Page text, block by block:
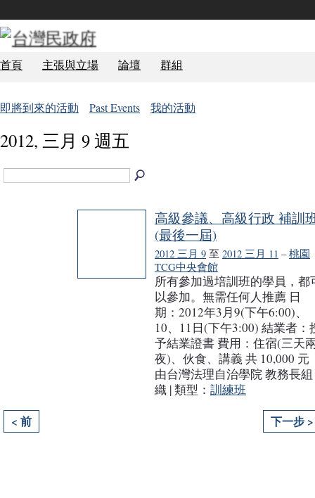
首頁 主張與立場 論壇 群組
即將到來的活動 Past Events 我的活動
2012, 三月 9 週五
高級參議、高級行政 補訓
(最後一屆)
2012 三月 9 至 2012 三月 11 –桃園
TCG中央會館
所有參加過培訓班的學員，都
以參加。無需任何人推薦 日
期：2012年3月9(下午6:00)、
10、11日(下午3:00) 結業者：
予結業證書 費用：住宿(三天
夜)、伙食、講義 共 10,000 元
由台灣法理自治學院 教務長組
織 | 類型： 訓練班
< 前
下一步 >